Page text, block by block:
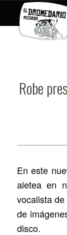
Robe
En este
aletea en
vocalista
de
disco.